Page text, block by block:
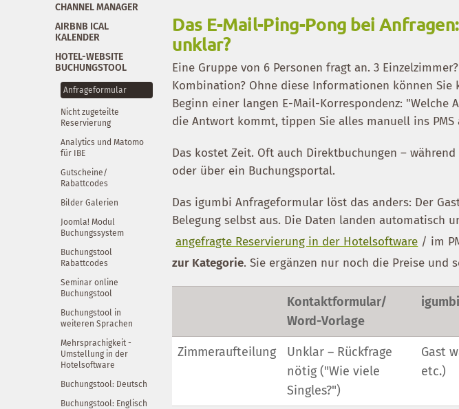
CHANNEL MANAGER
AIRBNB ICAL
KALENDER
HOTEL-WEBSITE
BUCHUNGSTOOL
Anfrageformular
Nicht zugeteilte
Reservierung
Analytics und Matomo
für IBE
Gutscheine/
Rabattcodes
Bilder Galerien
Joomla! Modul
Buchungssystem
Buchungstool
Rabattcodes
Seminar online
Buchungstool
Buchungstool in
weiteren Sprachen
Mehrsprachigkeit -
Umstellung in der
Hotelsoftware
Buchungstool: Deutsch
Buchungstool: Englisch
Das E-Mail-Ping-Pong bei
unklar?
Eine Gruppe von 6 Personen fragt an. 3
Kombination? Ohne diese Informationen können
Beginn einer langen E-Mail-Korrespondenz: "Welche
die Antwort kommt, tippen Sie alles manuell ins PMS
Das kostet Zeit. Oft auch Direktbuchungen –
oder über ein Buchungsportal.
Das igumbi Anfrageformular löst das anders: Der
Belegung selbst aus. Die Daten landen automatisch
angefragte Reservierung in der Hotelsoftware / im
zur Kategorie. Sie ergänzen nur noch die Preise und
Kontaktformular/
Word-Vorlage
Zimmeraufteilung
Unklar – Rückfrage
nötig ("Wie viele
Singles?")
Gast
etc.)